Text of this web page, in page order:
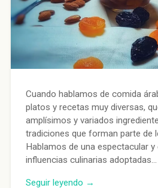
Cuando hablamos de comida
platos y recetas muy diversas,
amplísimos y variados
tradiciones que forman parte de
Hablamos de una espectacular
influencias culinarias adoptadas…
Seguir leyendo →